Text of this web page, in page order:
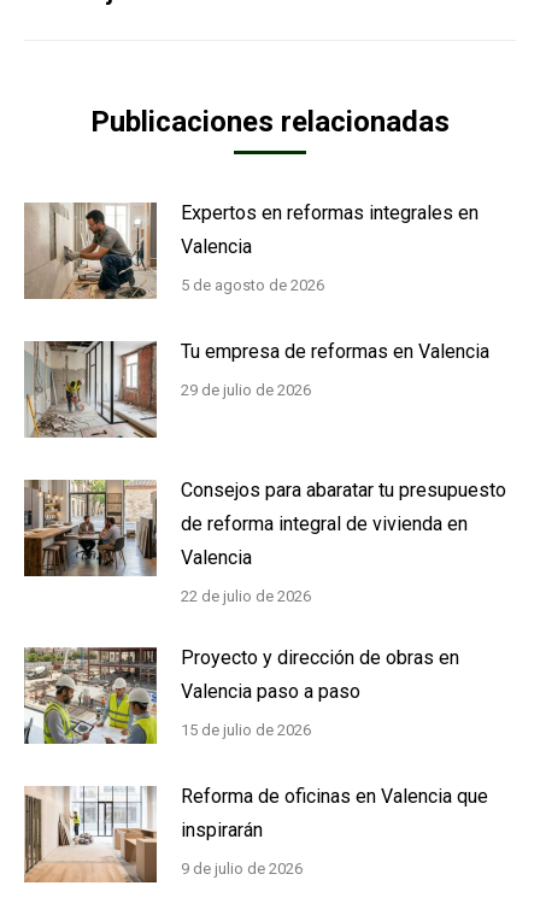
Publicaciones relacionadas
Expertos en reformas integrales en
Valencia
5 de agosto de 2026
Tu empresa de reformas en Valencia
29 de julio de 2026
Consejos para abaratar tu presupuesto
de reforma integral de vivienda en
Valencia
22 de julio de 2026
Proyecto y dirección de obras en
Valencia paso a paso
15 de julio de 2026
Reforma de oficinas en Valencia que
inspirarán
9 de julio de 2026